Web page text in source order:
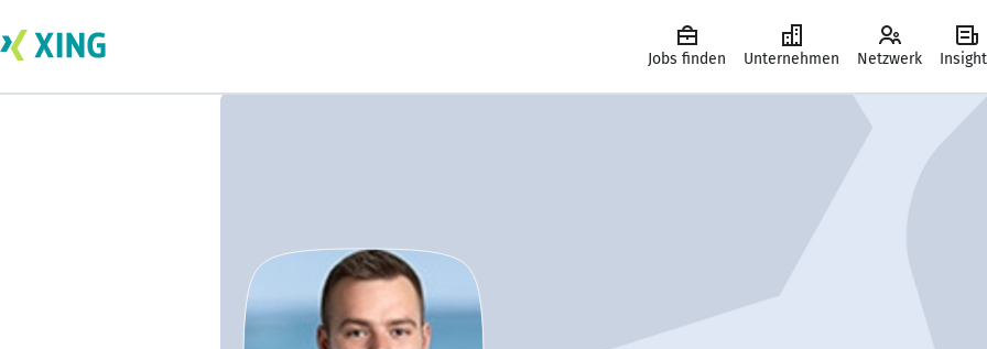
Jobs finden Unternehmen Netzwerk